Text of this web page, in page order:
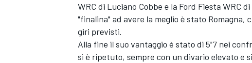
WRC di Luciano Cobbe e la Ford Fiesta WRC
"finalina" ad avere la meglio è stato
giri previsti.
Alla fine il suo vantaggio è stato di 5"7 nei
si è ripetuto, sempre con un divario elevato e